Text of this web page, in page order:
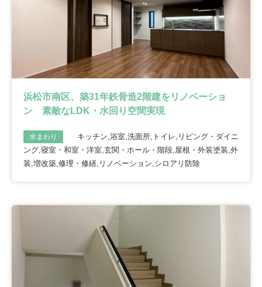
浜松市南区、築31年鉄骨造2階建をリノベーショ
ン 素敵なLDK・水回り空間実現
水まわり
キッチン,浴室,洗面所,トイレ,リビング・ダイニ
ング,寝室・和室・洋室,玄関・ホール・階段,屋根・外装塗装,外
装,増改築,修理・修繕,リノベーション,シロアリ防除